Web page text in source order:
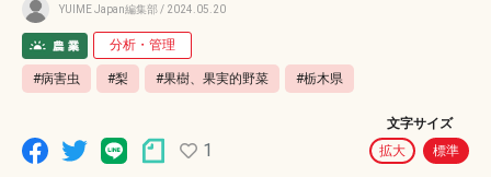
YUIME Japan編集部 / 2024.05.20
分析・管理
#病害虫 #梨 #果樹、果実的野菜 #栃木県
1
文字サイズ
拡大
標準